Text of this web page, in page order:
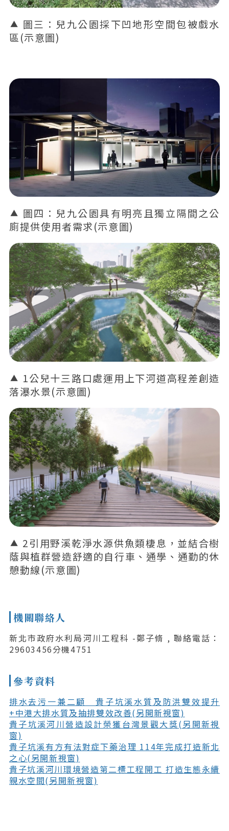
圖三：兒九公園採下凹地形空間包被戲水
區(示意圖)
圖四：兒九公園具有明亮且獨立隔間之公
廁提供使用者需求(示意圖)
1公兒十三路口處運用上下河道高程差創造
落瀑水景(示意圖)
2引用野溪乾淨水源供魚類棲息，並結合樹
蔭與植群營造舒適的自行車、通學、通勤的休
憩動線(示意圖)
機關聯絡人
新北市政府水利局河川工程科 -鄭子脩 , 聯絡電話：
29603456分機4751
參考資料
排水去污一兼二顧 貴子坑溪水質及防洪雙效提升
+中港大排水質及抽排雙效改善(另開新視窗)
貴子坑溪河川營造設計榮獲台灣景觀大獎(另開新視
窗)
貴子坑溪有方有法對症下藥治理 114年完成打造新北
之心(另開新視窗)
貴子坑溪河川環境營造第二標工程開工 打造生態永續
親水空間(另開新視窗)